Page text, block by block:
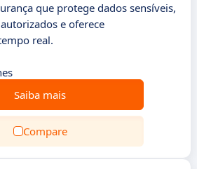
que protege dados sensíveis,
e oferece
real.
Saiba mais
Compare